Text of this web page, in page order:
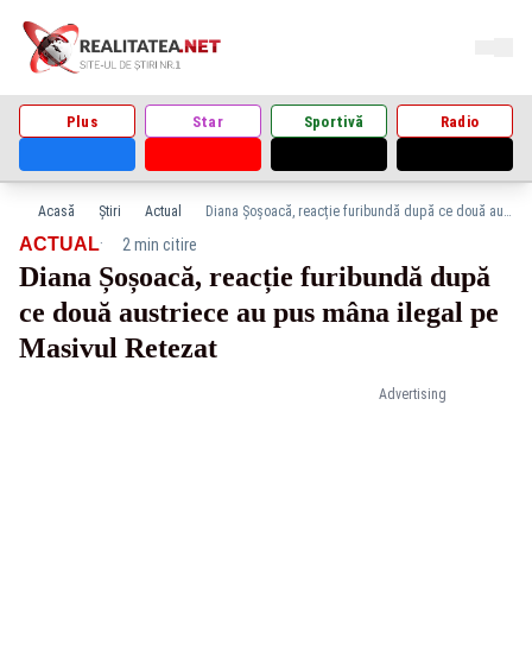
Plus Star Sportivă Radio
Acasă Știri Actual Diana Șoșoacă, reacție furibundă după ce două austriece au pus mâna ilegal pe Masivul Retezat
Advertising
ACTUAL· 2 min citire
Diana Șoșoacă, reacție furibundă după
ce două austriece au pus mâna ilegal pe
Masivul Retezat